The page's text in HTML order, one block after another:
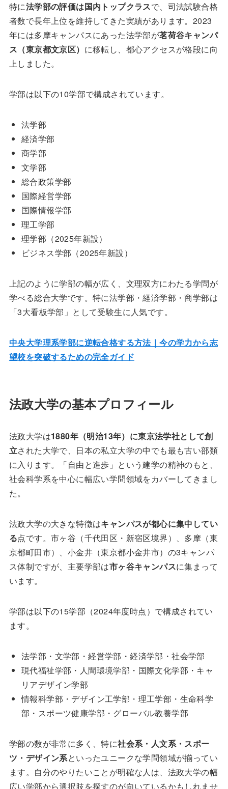
特に法学部の評価は国内トップクラスで、司法試験合格
者数で長年上位を維持してきた実績があります。2023
年には多摩キャンパスにあった法学部が茗荷谷キャンパ
ス（東京都文京区） に移転し、都心アクセスが格段に向
上しました。
学部は以下の10学部で構成されています。
法学部
経済学部
商学部
文学部
総合政策学部
国際経営学部
国際情報学部
理工学部
理学部（2025年新設）
ビジネス学部（2025年新設）
上記のように学部の幅が広く、文理双方にわたる学問が
学べる総合大学です。特に法学部・経済学部・商学部は
「3大看板学部」として受験生に人気です。
中央大学理系学部に逆転合格する方法｜今の学力から志
望校を突破するための完全ガイド
法政大学の基本プロフィール
法政大学は1880年（明治13年）に東京法学社として創
立された大学で、日本の私立大学の中でも最も古い部類
に入ります。「自由と進歩」という建学の精神のもと、
社会科学系を中心に幅広い学問領域をカバーしてきまし
た。
法政大学の大きな特徴はキャンパスが都心に集中してい
る点です。市ヶ谷（千代田区・新宿区境界）、多摩（東
京都町田市）、小金井（東京都小金井市）の3キャンパ
ス体制ですが、主要学部は市ヶ谷キャンパスに集まって
います。
学部は以下の15学部（2024年度時点）で構成されてい
ます。
法学部・文学部・経営学部・経済学部・社会学部
現代福祉学部・人間環境学部・国際文化学部・キャ
リアデザイン学部
情報科学部・デザイン工学部・理工学部・生命科学
部・スポーツ健康学部・グローバル教養学部
学部の数が非常に多く、特に社会系・人文系・スポー
ツ・デザイン系といったユニークな学問領域が揃ってい
ます。自分のやりたいことが明確な人は、法政大学の幅
広い学部から選択肢を探すのが向いているかもしれませ